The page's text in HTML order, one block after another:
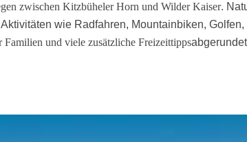
zwischen Kitzbüheler Horn und Wilder Kaiser.
wie Radfahren, Mountainbiken,
Familien und viele zusätzliche Freizeittipps